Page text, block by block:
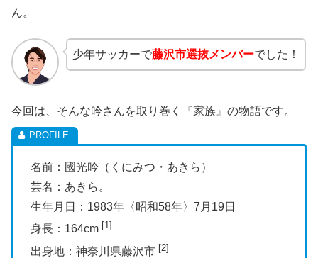
ん。
少年サッカーで藤沢市選抜メンバーでした！
今回は、そんな吟さんを取り巻く『家族』の物語です。
名前：國光吟（くにみつ・あきら）
芸名：あきら。
生年月日：1983年〈昭和58年〉7月19日
身長：164cm [1]
出身地：神奈川県藤沢市 [2]